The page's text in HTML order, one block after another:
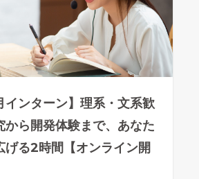
インターン】理系・文系歓
から開発体験まで、あなた
げる2時間【オンライン開